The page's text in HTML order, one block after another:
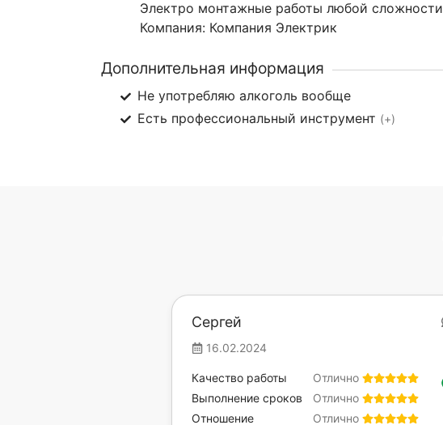
Электро монтажные работы любой сложности
Компания: Компания Электрик
Дополнительная информация
Не употребляю алкоголь вообще
Есть профессиональный инструмент (+)
Сергей
16.02.2024
Отлично
Качество работы
Отлично
Выполнение сроков
Отлично
Отношение